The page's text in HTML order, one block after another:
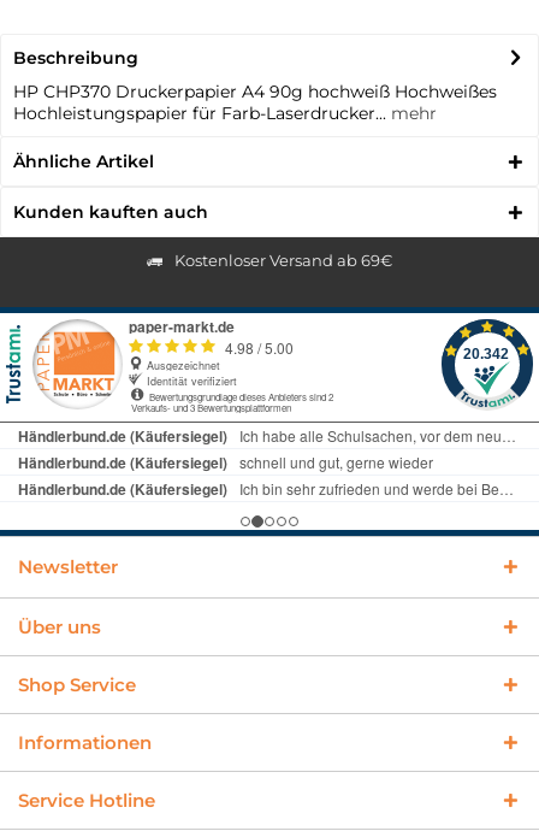
Beschreibung
HP CHP370 Druckerpapier A4 90g hochweiß Hochweißes
Hochleistungspapier für Farb-Laserdrucker... mehr
Ähnliche Artikel
Kunden kauften auch
Kostenloser Versand ab 69€
Newsletter
Über uns
Shop Service
Informationen
Service Hotline